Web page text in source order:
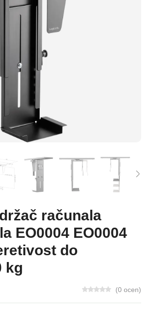
računala
EO0004 EO0004
do
kg
(0 ocen)